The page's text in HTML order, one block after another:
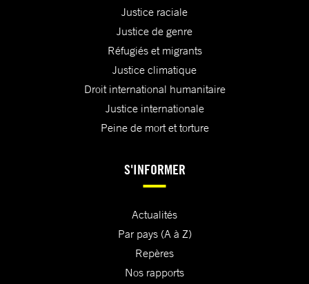
Justice raciale
Justice de genre
Réfugiés et migrants
Justice climatique
Droit international humanitaire
Justice internationale
Peine de mort et torture
S'INFORMER
Actualités
Par pays (A à Z)
Repères
Nos rapports